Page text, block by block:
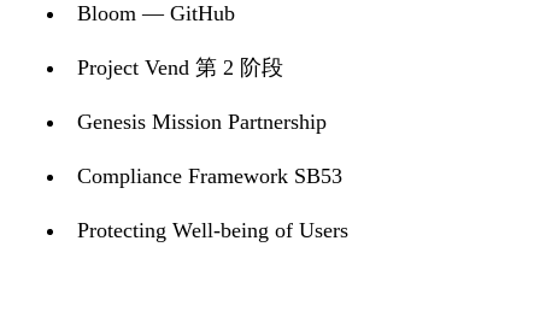
Bloom — GitHub
Project Vend 第 2 阶段
Genesis Mission Partnership
Compliance Framework SB53
Protecting Well-being of Users